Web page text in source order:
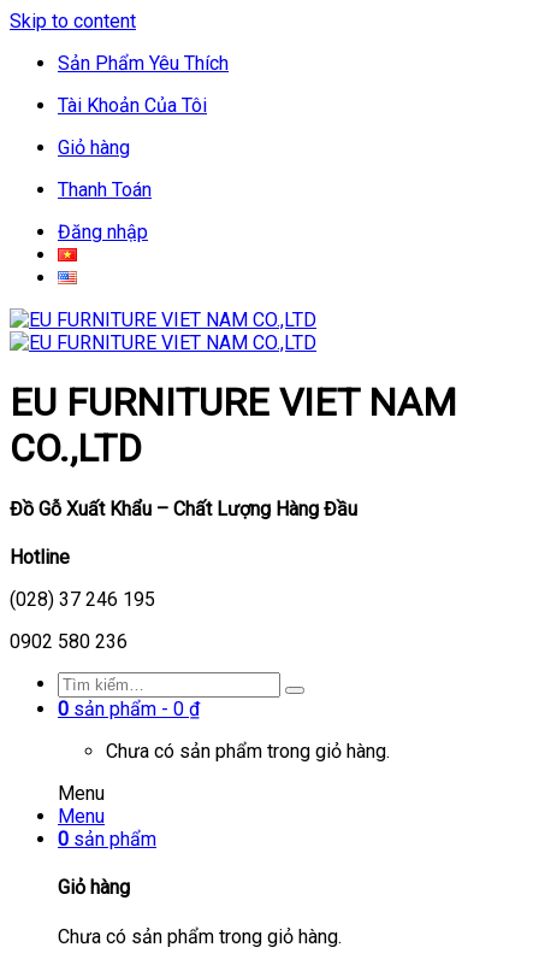
Skip to content
Sản Phẩm Yêu Thích
Tài Khoản Của Tôi
Giỏ hàng
Thanh Toán
Đăng nhập
EU FURNITURE VIET NAM
CO.,LTD
Đồ Gỗ Xuất Khẩu – Chất Lượng Hàng Đầu
Hotline
(028) 37 246 195
0902 580 236
0 sản phẩm - 0 ₫
Chưa có sản phẩm trong giỏ hàng.
Menu
Menu
0 sản phẩm
Giỏ hàng
Chưa có sản phẩm trong giỏ hàng.